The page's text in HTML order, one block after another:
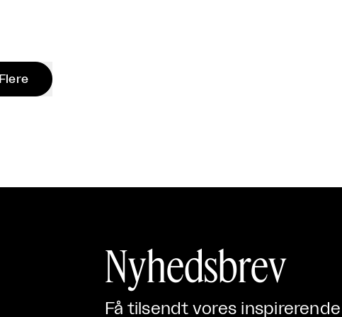
Flere
Nyhedsbrev
Få tilsendt vores inspirerende